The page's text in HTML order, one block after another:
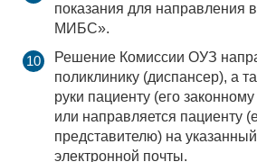
показания для
МИБС».
Решение Комиссии ОУЗ
поликлинику (диспансер), а
руки пациенту (его
или направляется пациенту
представителю) на
электронной почты.